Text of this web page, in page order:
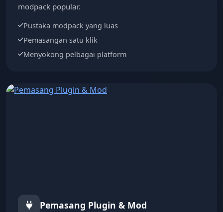
modpack popular.
Pustaka modpack yang luas
Pemasangan satu klik
Menyokong pelbagai platform
Pemasang Plugin & Mod